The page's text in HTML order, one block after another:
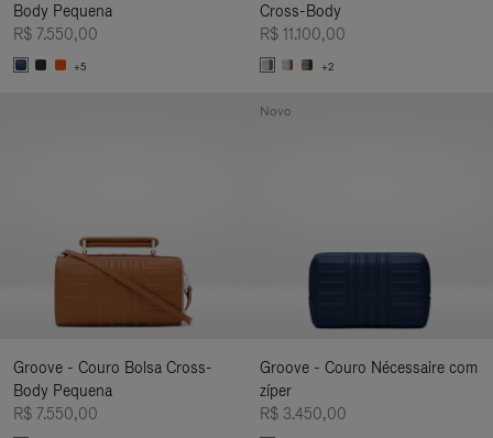
Body Pequena
R$ 7.550,00
+5
Cross-Body
R$ 11.100,00
+2
Groove - Couro Bolsa Cross-
Body Pequena
R$ 7.550,00
Groove - Couro Nécessaire com
zíper
R$ 3.450,00
Novo